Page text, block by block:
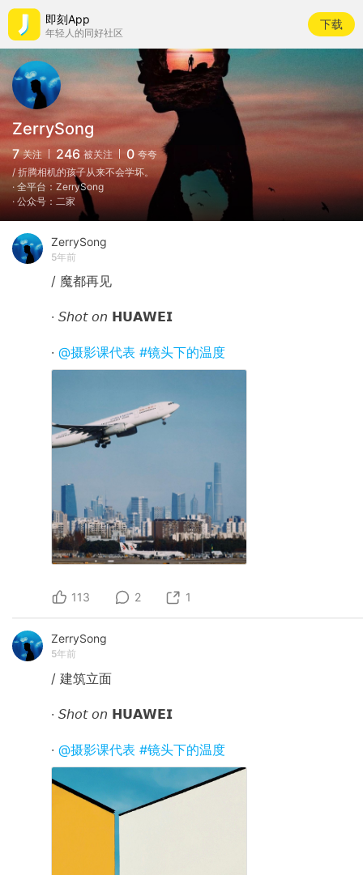
即刻App
年轻人的同好社区
下载
ZerrySong
7 关注 246 被关注 0 夸夸
/ 折腾相机的孩子从来不会学坏。
· 全平台：ZerrySong
· 公众号：二家
ZerrySong
5年前
/ 魔都再见
· 𝘚𝘩𝘰𝘵 𝘰𝘯 𝗛𝗨𝗔𝗪𝗘𝗜
· @摄影课代表 #镜头下的温度
113 2 1
ZerrySong
5年前
/ 建筑立面
· 𝘚𝘩𝘰𝘵 𝘰𝘯 𝗛𝗨𝗔𝗪𝗘𝗜
· @摄影课代表 #镜头下的温度